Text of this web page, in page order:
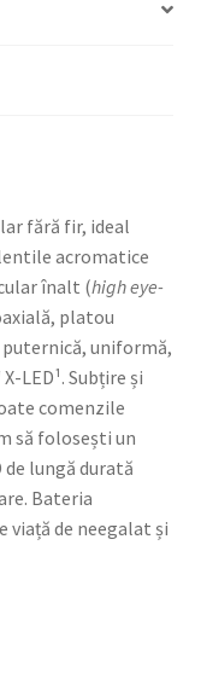
fără fir, ideal
acromatice
înalt (high eye-
platou
puternică, uniformă,
LED¹. Subțire și
comenzile
să folosești un
de lungă durată
Bateria
viață de neegalat și